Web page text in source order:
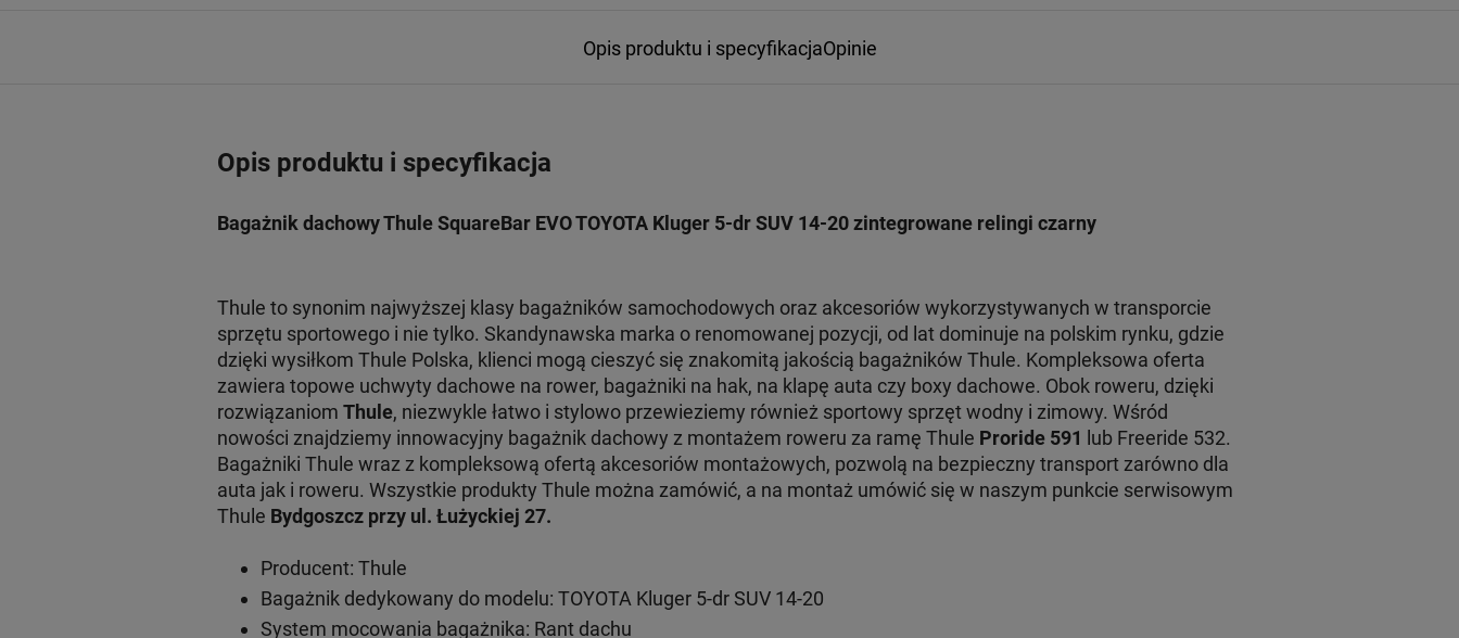
Opis produktu i specyfikacjaOpinie
Opis produktu i specyfikacja
Bagażnik dachowy Thule SquareBar EVO TOYOTA Kluger 5-dr SUV 14-20 zintegrowane relingi czarny
Thule to synonim najwyższej klasy bagażników samochodowych oraz akcesoriów wykorzystywanych w transporcie
sprzętu sportowego i nie tylko. Skandynawska marka o renomowanej pozycji, od lat dominuje na polskim rynku, gdzie
dzięki wysiłkom Thule Polska, klienci mogą cieszyć się znakomitą jakością bagażników Thule. Kompleksowa oferta
zawiera topowe uchwyty dachowe na rower, bagażniki na hak, na klapę auta czy boxy dachowe. Obok roweru, dzięki
rozwiązaniom Thule, niezwykle łatwo i stylowo przewieziemy również sportowy sprzęt wodny i zimowy. Wśród
nowości znajdziemy innowacyjny bagażnik dachowy z montażem roweru za ramę Thule Proride 591 lub Freeride 532.
Bagażniki Thule wraz z kompleksową ofertą akcesoriów montażowych, pozwolą na bezpieczny transport zarówno dla
auta jak i roweru. Wszystkie produkty Thule można zamówić, a na montaż umówić się w naszym punkcie serwisowym
Thule Bydgoszcz przy ul. Łużyckiej 27.
Producent: Thule
Bagażnik dedykowany do modelu: TOYOTA Kluger 5-dr SUV 14-20
System mocowania bagażnika: Rant dachu